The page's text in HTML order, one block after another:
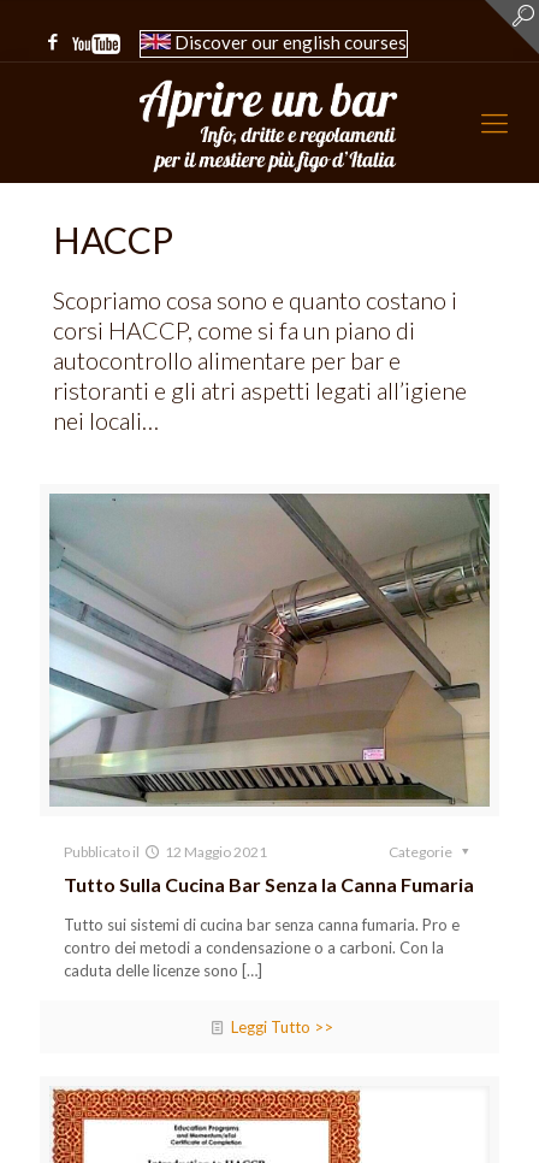
Discover our english courses
HACCP
Scopriamo cosa sono e quanto costano i
corsi HACCP, come si fa un piano di
autocontrollo alimentare per bar e
ristoranti e gli atri aspetti legati all’igiene
nei locali…
Pubblicato il 12 Maggio 2021 Categorie
Tutto Sulla Cucina Bar Senza la Canna Fumaria
Tutto sui sistemi di cucina bar senza canna fumaria. Pro e
contro dei metodi a condensazione o a carboni. Con la
caduta delle licenze sono […]
Leggi Tutto >>